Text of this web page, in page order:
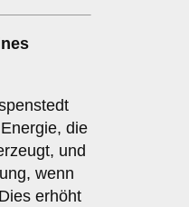
die
und
wenn
erhöht